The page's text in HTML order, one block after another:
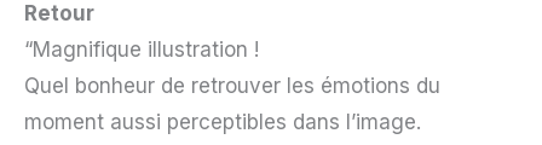
Retour
“Magnifique illustration !
Quel bonheur de retrouver les émotions du
moment aussi perceptibles dans l’image.